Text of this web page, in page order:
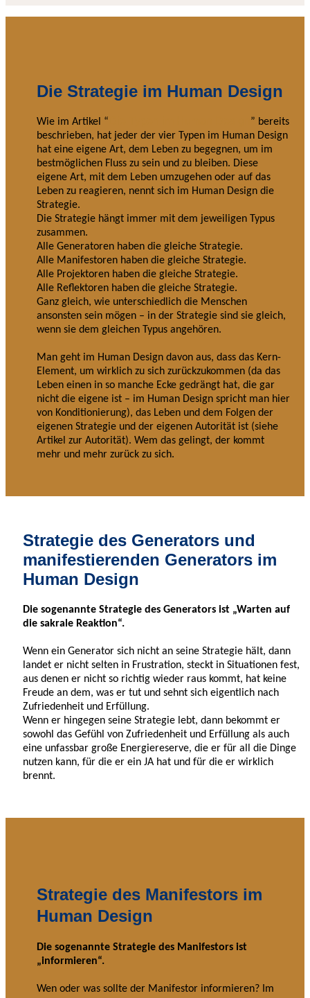
Die Strategie im Human Design
Wie im Artikel “
” bereits
beschrieben, hat jeder der vier Typen im Human Design
hat eine eigene Art, dem Leben zu begegnen, um im
bestmöglichen Fluss zu sein und zu bleiben. Diese
eigene Art, mit dem Leben umzugehen oder auf das
Leben zu reagieren, nennt sich im Human Design die
Strategie.
Die Strategie hängt immer mit dem jeweiligen Typus
zusammen.
Alle Generatoren haben die gleiche Strategie.
Alle Manifestoren haben die gleiche Strategie.
Alle Projektoren haben die gleiche Strategie.
Alle Reflektoren haben die gleiche Strategie.
Ganz gleich, wie unterschiedlich die Menschen
ansonsten sein mögen – in der Strategie sind sie gleich,
wenn sie dem gleichen Typus angehören.
Man geht im Human Design davon aus, dass das Kern-
Element, um wirklich zu sich zurückzukommen (da das
Leben einen in so manche Ecke gedrängt hat, die gar
nicht die eigene ist – im Human Design spricht man hier
von Konditionierung), das Leben und dem Folgen der
eigenen Strategie und der eigenen Autorität ist (siehe
Artikel zur Autorität). Wem das gelingt, der kommt
mehr und mehr zurück zu sich.
Strategie des Generators und
manifestierenden Generators im
Human Design
Die sogenannte Strategie des Generators ist „Warten auf
die sakrale Reaktion“.
Wenn ein Generator sich nicht an seine Strategie hält, dann
landet er nicht selten in Frustration, steckt in Situationen fest,
aus denen er nicht so richtig wieder raus kommt, hat keine
Freude an dem, was er tut und sehnt sich eigentlich nach
Zufriedenheit und Erfüllung.
Wenn er hingegen seine Strategie lebt, dann bekommt er
sowohl das Gefühl von Zufriedenheit und Erfüllung als auch
eine unfassbar große Energiereserve, die er für all die Dinge
nutzen kann, für die er ein JA hat und für die er wirklich
brennt.
Strategie des Manifestors im
Human Design
Die sogenannte Strategie des Manifestors ist
„informieren“.
Wen oder was sollte der Manifestor informieren? Im